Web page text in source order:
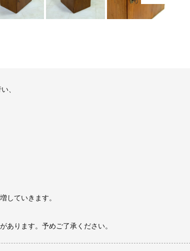
、
していきます。
あります。予めご了承ください。